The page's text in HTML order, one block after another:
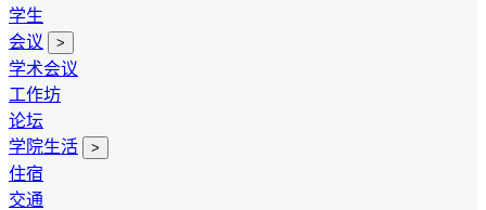
学生
会议
>
学术会议
工作坊
论坛
学院生活
>
住宿
交通